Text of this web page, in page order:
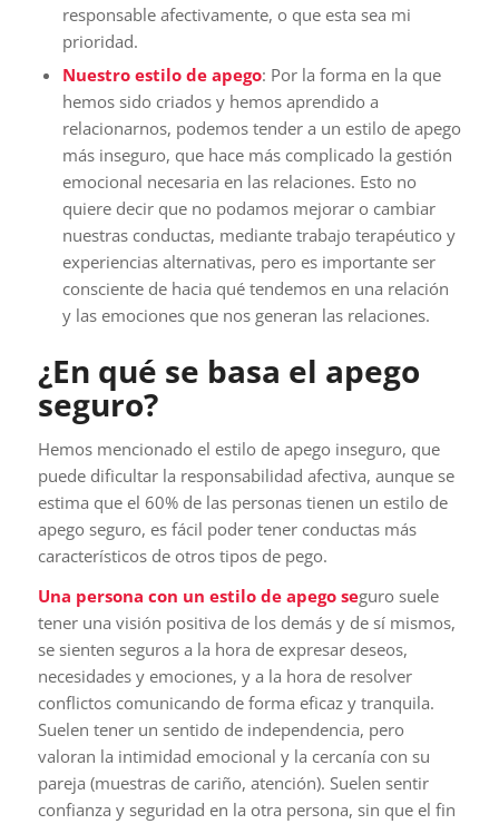
responsable afectivamente, o que esta sea mi
prioridad.
Nuestro estilo de apego: Por la forma en la que
hemos sido criados y hemos aprendido a
relacionarnos, podemos tender a un estilo de apego
más inseguro, que hace más complicado la gestión
emocional necesaria en las relaciones. Esto no
quiere decir que no podamos mejorar o cambiar
nuestras conductas, mediante trabajo terapéutico y
experiencias alternativas, pero es importante ser
consciente de hacia qué tendemos en una relación
y las emociones que nos generan las relaciones.
¿En qué se basa el apego
seguro?
Hemos mencionado el estilo de apego inseguro, que
puede dificultar la responsabilidad afectiva, aunque se
estima que el 60% de las personas tienen un estilo de
apego seguro, es fácil poder tener conductas más
característicos de otros tipos de pego.
Una persona con un estilo de apego seguro suele
tener una visión positiva de los demás y de sí mismos,
se sienten seguros a la hora de expresar deseos,
necesidades y emociones, y a la hora de resolver
conflictos comunicando de forma eficaz y tranquila.
Suelen tener un sentido de independencia, pero
valoran la intimidad emocional y la cercanía con su
pareja (muestras de cariño, atención). Suelen sentir
confianza y seguridad en la otra persona, sin que el fin